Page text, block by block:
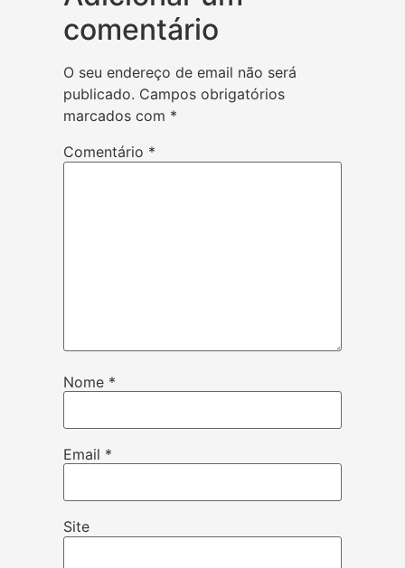
comentário
O seu endereço de email não será
publicado. Campos obrigatórios
marcados com *
Comentário *
Nome *
Email *
Site